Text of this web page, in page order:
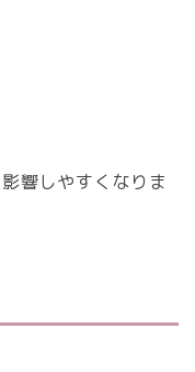
響しやすくなりま